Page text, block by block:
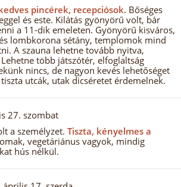
pincérek, recepciósok. Bőséges
és este. Kilátás gyönyörű volt, bár
a 11-dik emeleten. Gyönyörű kisváros,
lombkorona sétány, templomok mind
A szauna lehetne tovább nyitva,
több játszótér, elfoglaltság
nincs, de nagyon kevés lehetőséget
utcák, utak dicséretet érdemelnek.
27. szombat
a személyzet. Tiszta, kényelmes a
vegetáriánus vagyok, mindig
hús nélkül.